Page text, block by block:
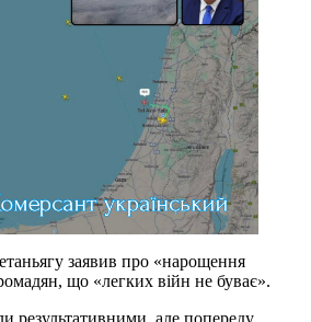
заявив про «нарощення
що «легких війн не буває».
результативними, але попереду